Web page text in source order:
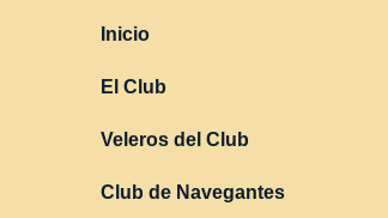
Inicio
El Club
Veleros del Club
Club de Navegantes